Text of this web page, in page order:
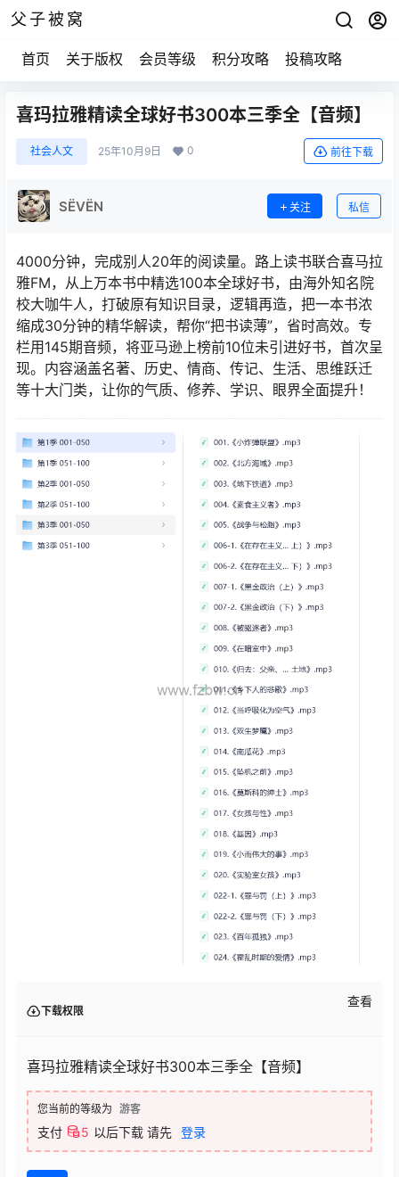
父子被窝
首页 关于版权 会员等级 积分攻略 投稿攻略
喜玛拉雅精读全球好书300本三季全【音频】
社会人文 25年10月9日 0 前往下载
SЁVЁN 关注 私信
4000分钟，完成别人20年的阅读量。路上读书联合喜马拉
雅FM，从上万本书中精选100本全球好书，由海外知名院
校大咖牛人，打破原有知识目录，逻辑再造，把一本书浓
缩成30分钟的精华解读，帮你“把书读薄”，省时高效。专
栏用145期音频，将亚马逊上榜前10位未引进好书，首次呈
现。内容涵盖名著、历史、情商、传记、生活、思维跃迁
等十大门类，让你的气质、修养、学识、眼界全面提升！
下载权限
查看
喜玛拉雅精读全球好书300本三季全【音频】
您当前的等级为 游客
支付 5 以后下载 请先 登录